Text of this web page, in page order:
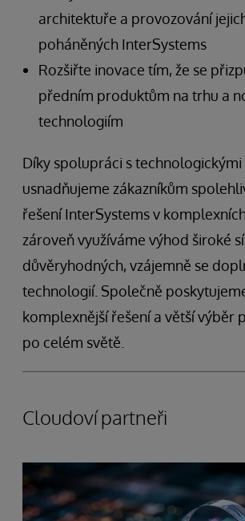
architektuře a provozování
poháněných InterSystems
Rozšiřte inovace tím, že se
předním produktům na trhu a
technologiím
Díky spolupráci s
usnadňujeme zákazníkům
řešení InterSystems v
zároveň využíváme výhod široké
důvěryhodných, vzájemně se
technologií. Společně
komplexnější řešení a větší výběr
po celém světě.
Cloudoví partneři